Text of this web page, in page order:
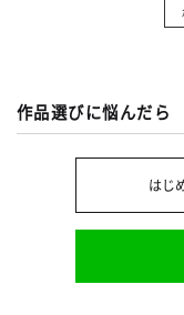
作品選びに悩んだら
はじ